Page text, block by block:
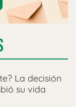
La decisión
su vida